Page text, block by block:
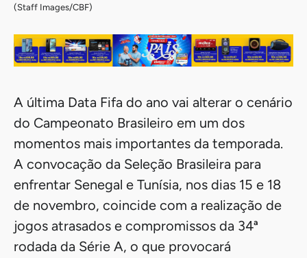
(Staff Images/CBF)
A última Data Fifa do ano vai alterar o cenário
do Campeonato Brasileiro em um dos
momentos mais importantes da temporada.
A convocação da Seleção Brasileira para
enfrentar Senegal e Tunísia, nos dias 15 e 18
de novembro, coincide com a realização de
jogos atrasados e compromissos da 34ª
rodada da Série A, o que provocará